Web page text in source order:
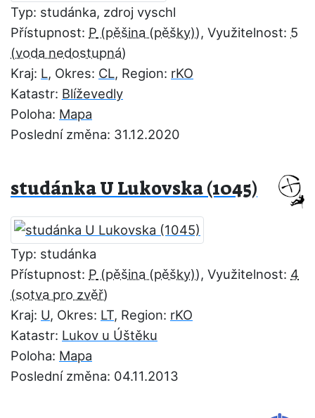
Typ: studánka, zdroj vyschl
Přístupnost: P , Využitelnost: 5
Kraj: L, Okres: CL, Region: rKO
Katastr: Blíževedly
Poloha: Mapa
Poslední změna: 31.12.2020
studánka U Lukovska (1045)
Typ: studánka
Přístupnost: P , Využitelnost: 4
Kraj: U, Okres: LT, Region: rKO
Katastr: Lukov u Úštěku
Poloha: Mapa
Poslední změna: 04.11.2013